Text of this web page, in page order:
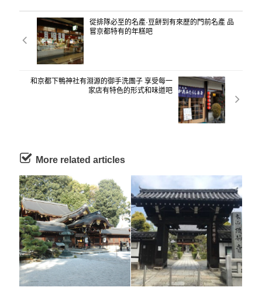
從排隊必至的名產·豆餅到有來歷的門前名產 品
嘗京都特有的年糕吧
和京都下鴨神社有淵源的御手洗團子 享受每一
家店有特色的形式和味道吧
More related articles